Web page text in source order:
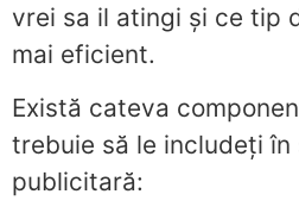
vrei sa il atingi și ce tip
mai eficient.
Există cateva
trebuie să le includeți
publicitară: